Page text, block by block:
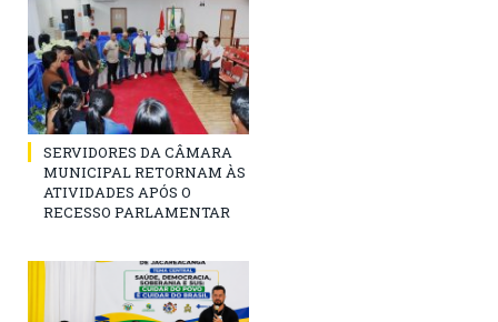
SERVIDORES DA CÂMARA
MUNICIPAL RETORNAM ÀS
ATIVIDADES APÓS O
RECESSO PARLAMENTAR